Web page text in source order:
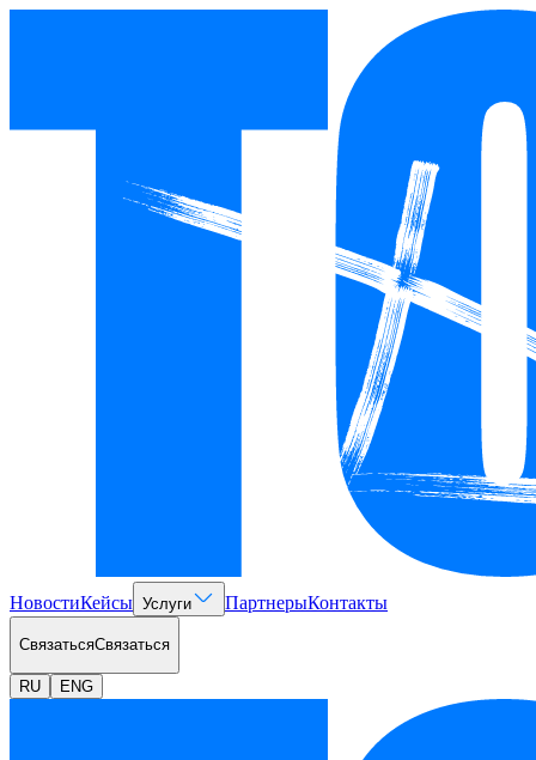
НовостиКейсы Услуги ПартнерыКонтакты
СвязатьсяСвязаться
RU ENG